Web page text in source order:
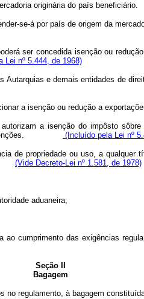
originária do país beneficiário.
se-á por país de origem da
ser concedida isenção ou
Lei nº 5.444, de 1968)
às Autarquias e demais
a isenção ou redução a
a isenção do impôsto
das isenções.
(Incluído pela Lei nº
propriedade ou uso, a qualquer
(Vide Decreto-Lei nº 1.581, de 1978)
aduaneira;
das exigências
Seção II
Bagagem
no regulamento, à bagagem